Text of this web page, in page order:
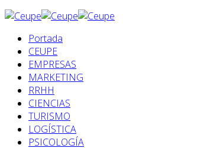
Portada
CEUPE
EMPRESAS
MARKETING
RRHH
CIENCIAS
TURISMO
LOGÍSTICA
PSICOLOGÍA